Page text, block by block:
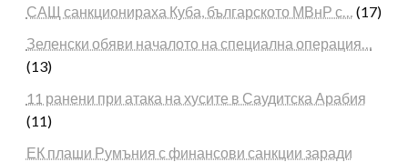
САЩ санкционираха Куба, българското МВнР с…
(17)
Зеленски обяви началото на специална операция…
(13)
11 ранени при атака на хусите в Саудитска Арабия
(11)
ЕК плаши Румъния с финансови санкции заради